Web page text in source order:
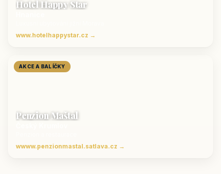
Hotel Happy Star
www.hotelhappystar.cz →
AKCE A BALÍČKY
Penzion Maštal
wwww.penzionmastal.satlava.cz →